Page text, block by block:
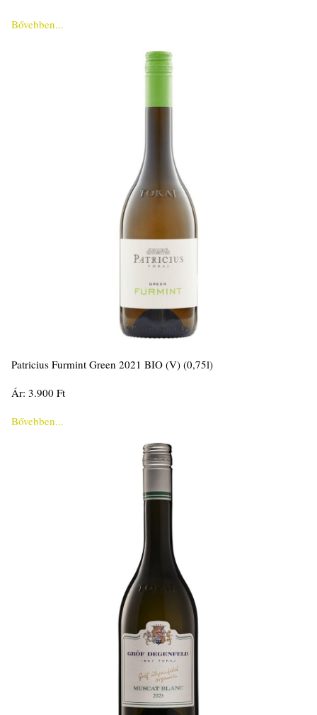
Bővebben...
Patricius Furmint Green 2021 BIO (V) (0,75l)
Ár: 3.900 Ft
Bővebben...